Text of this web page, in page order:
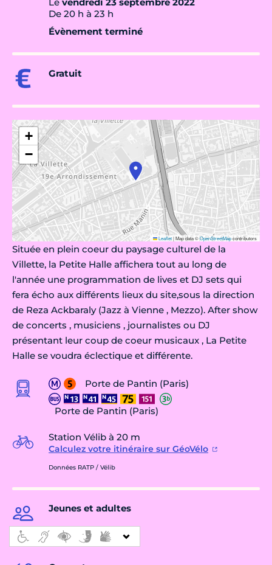
De 20 h à 23 h
Évènement terminé
Gratuit
+
−
Leaflet|Map data ©OpenStreetMapcontributors
Située en plein coeur du paysage culturel de la
Villette, la Petite Halle affichera tout au long de
l'année une programmation de lives et DJ sets qui
fera écho aux différents lieux du site,sous la direction
de Reza Ackbaraly (Jazz à Vienne , Mezzo). After show
de concerts , musiciens , journalistes ou DJ
présentant leur coup de coeur musicaux , La Petite
Halle se voudra éclectique et différente.
Porte de Pantin (Paris)
Porte de Pantin (Paris)
Station Vélib à 20 m
Calculez votre itinéraire sur GéoVélo
Données RATP / Vélib
Jeunes et adultes